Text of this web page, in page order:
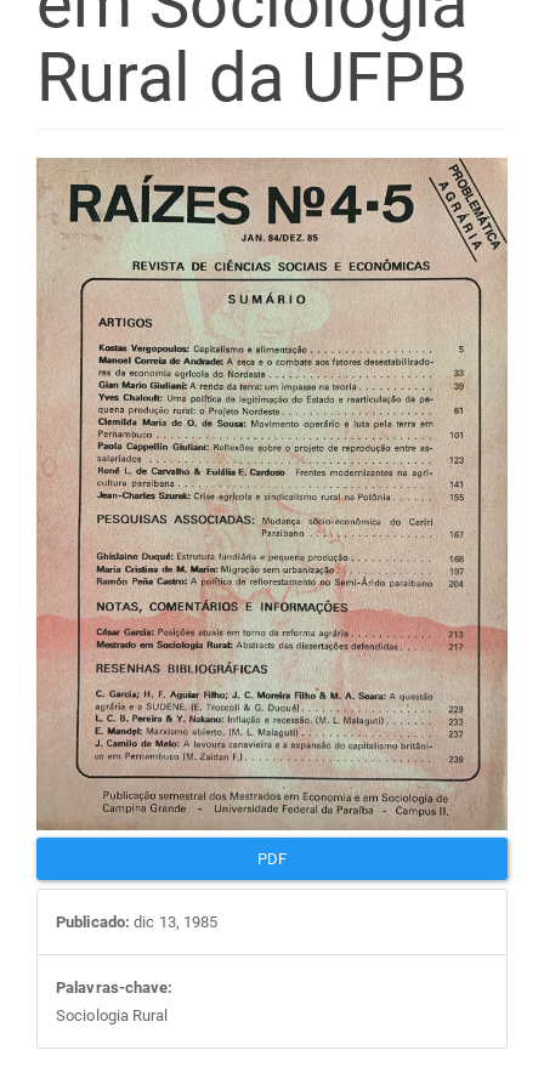
Rural da UFPB
Barra
lateral
de
artigos
PDF
Publicado: dic 13, 1985
Palavras-chave:
Sociologia Rural